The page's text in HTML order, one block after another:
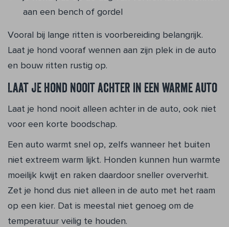
aan een bench of gordel
Vooral bij lange ritten is voorbereiding belangrijk.
Laat je hond vooraf wennen aan zijn plek in de auto
en bouw ritten rustig op.
Laat je hond nooit achter in een warme auto
Laat je hond nooit alleen achter in de auto, ook niet
voor een korte boodschap.
Een auto warmt snel op, zelfs wanneer het buiten
niet extreem warm lijkt. Honden kunnen hun warmte
moeilijk kwijt en raken daardoor sneller oververhit.
Zet je hond dus niet alleen in de auto met het raam
op een kier. Dat is meestal niet genoeg om de
temperatuur veilig te houden.